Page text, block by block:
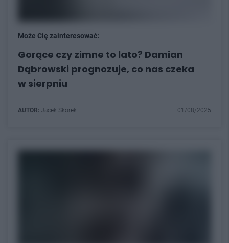
Może Cię zainteresować:
Gorące czy zimne to lato? Damian
Dąbrowski prognozuje, co nas czeka
w sierpniu
AUTOR: Jacek Skorek 01/08/2025